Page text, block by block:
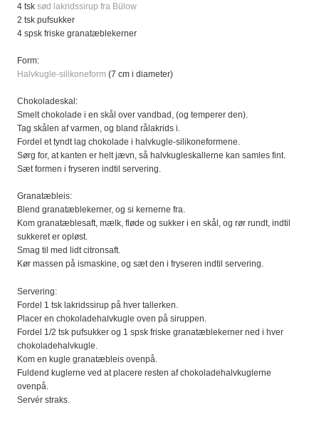
4 tsk sød lakridssirup fra Bülow
2 tsk pufsukker
4 spsk friske granatæblekerner
Form:
Halvkugle-silikoneform (7 cm i diameter)
Chokoladeskal:
Smelt chokolade i en skål over vandbad, (og temperer den).
Tag skålen af varmen, og bland rålakrids i.
Fordel et tyndt lag chokolade i halvkugle-silikoneformene.
Sørg for, at kanten er helt jævn, så halvkugleskallerne kan samles fint.
Sæt formen i fryseren indtil servering.
Granatæbleis:
Blend granatæblekerner, og si kernerne fra.
Kom granatæblesaft, mælk, fløde og sukker i en skål, og rør rundt, indtil
sukkeret er opløst.
Smag til med lidt citronsaft.
Kør massen på ismaskine, og sæt den i fryseren indtil servering.
Servering:
Fordel 1 tsk lakridssirup på hver tallerken.
Placer en chokoladehalvkugle oven på siruppen.
Fordel 1/2 tsk pufsukker og 1 spsk friske granatæblekerner ned i hver
chokoladehalvkugle.
Kom en kugle granatæbleis ovenpå.
Fuldend kuglerne ved at placere resten af chokoladehalvkuglerne
ovenpå.
Servér straks.